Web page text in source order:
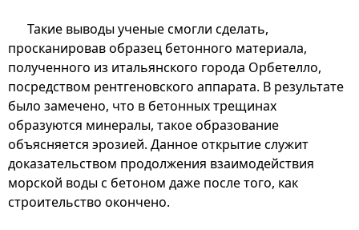
Такие выводы ученые смогли сделать,
просканировав образец бетонного материала,
полученного из итальянского города Орбетелло,
посредством рентгеновского аппарата. В результате
было замечено, что в бетонных трещинах
образуются минералы, такое образование
объясняется эрозией. Данное открытие служит
доказательством продолжения взаимодействия
морской воды с бетоном даже после того, как
строительство окончено.